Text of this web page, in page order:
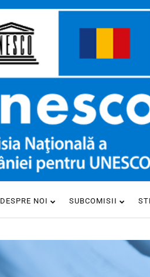
DESPRE NOI SUBCOMISII